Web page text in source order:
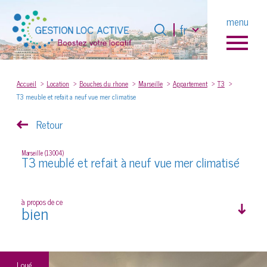
menu
fr
Accueil 0 Langue
fr
Accueil Location Bouches du rhone Marseille Appartement
T3
T3 meuble et refait a neuf vue mer climatise
Retour
Marseille (13004)
T3 meublé et refait à neuf vue mer climatisé
à propos de ce
bien